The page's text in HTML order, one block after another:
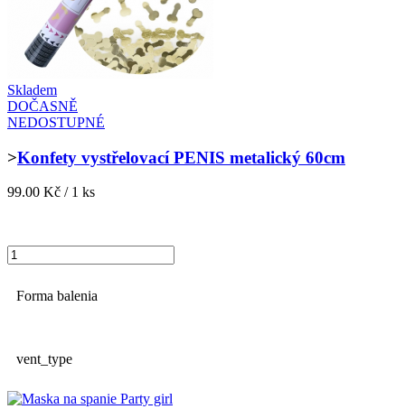
Skladem
DOČASNĚ
NEDOSTUPNÉ
>Konfety vystřelovací PENIS metalický 60cm
99.00 Kč / 1 ks
Forma balenia
vent_type